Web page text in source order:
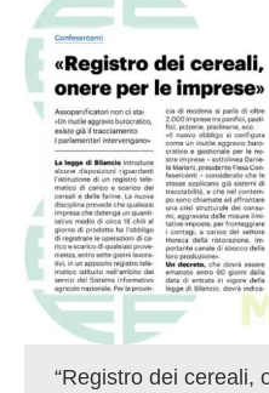
“Registro dei cereali,